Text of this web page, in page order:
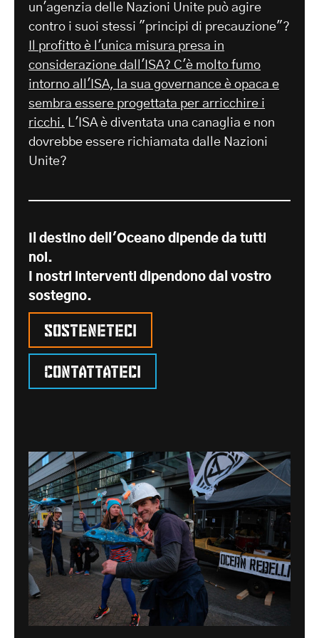
un'agenzia delle Nazioni Unite può agire
contro i suoi stessi "principi di precauzione"?
Il profitto è l'unica misura presa in
considerazione dall'ISA? C'è molto fumo
intorno all'ISA, la sua governance è opaca e
sembra essere progettata per arricchire i
ricchi. L'ISA è diventata una canaglia e non
dovrebbe essere richiamata dalle Nazioni
Unite?
Il destino dell'Oceano dipende da tutti
noi.
I nostri interventi dipendono dal vostro
sostegno.
Sosteneteci
Contattateci